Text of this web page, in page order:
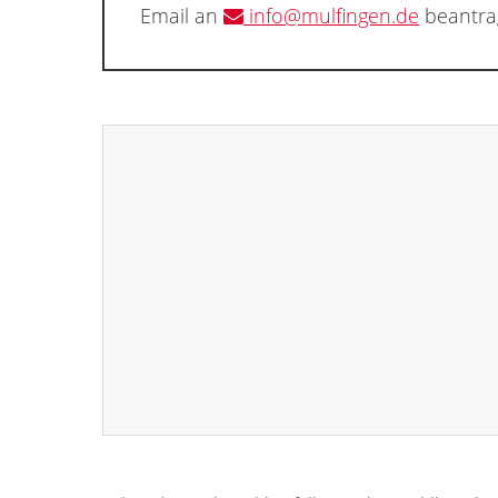
Email an info@mulfingen.de